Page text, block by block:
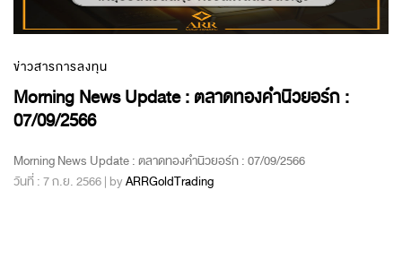
ข่าวสารการลงทุน
Morning News Update : ตลาดทองคำนิวยอร์ก :
07/09/2566
Morning News Update : ตลาดทองคำนิวยอร์ก : 07/09/2566
วันที่ : 7 ก.ย. 2566 | byARRGoldTrading